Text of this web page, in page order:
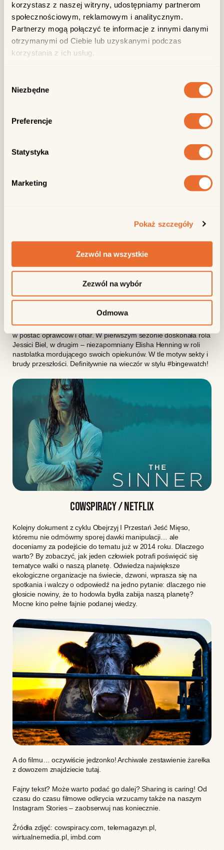
korzystasz z naszej witryny, udostępniamy partnerom
społecznościowym, reklamowym i analitycznym.
Partnerzy mogą połączyć te informacje z innymi danymi
otrzymanymi od Ciebie lub uzyskanymi podczas
korzystania z ich usług.
zgody
Niezbędne
Preferencje
Statystyka
Marketing
Pokaż szczegóły
Zezwól na wszystkie
Zezwól na wybór
Odmowa
THE SINNER / NETFLIX
ale osobnymi historiami. Łączy je postać detektywa Harry’ego
Ambrose, który z ogromną wnikliwością i wrażliwością wchodzi
w postać oprawców i ofiar. W pierwszym sezonie doskonała rola
Jessici Biel, w drugim – niezapomniany Elisha Henning w roli
nastolatka mordującego swoich opiekunów. W tle motyw sekty i
brudy przeszłości. Definitywnie na wieczór w stylu #bingewatch!
COWSPIRACY / NETFLIX
Kolejny dokument z cyklu Obejrzyj I Przestań Jeść Mięso,
któremu nie odmówmy sporej dawki manipulacji… ale
doceniamy za podejście do tematu już w 2014 roku. Dlaczego
warto? By zobaczyć, jak jeden człowiek potrafi poświęcić się
tematyce walki o naszą planetę. Odwiedza największe
ekologiczne organizacje na świecie, dzwoni, wprasza się na
spotkania i walczy o odpowiedź na jedno pytanie: dlaczego nie
głosicie nowiny, że to hodowla bydła zabija naszą planetę?
Mocne kino pełne fajnie podanej wiedzy.
A do filmu… oczywiście jedzonko! Archiwale zestawienie żarełka
z dowozem znajdziecie tutaj
Fajny tekst? Może warto podać go dalej? Sharing is caring! Od
czasu do czasu filmowe odkrycia wrzucamy także na naszym
Instagram Stories – zaobserwuj nas koniecznie.
Źródła zdjęć: cowspiracy.com, telemagazyn.pl,
wirtualnemedia.pl, imbd.com